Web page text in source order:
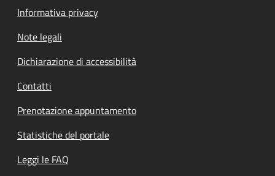
Informativa privacy
Note legali
Dichiarazione di accessibilità
Contatti
Prenotazione appuntamento
Statistiche del portale
Leggi le FAQ